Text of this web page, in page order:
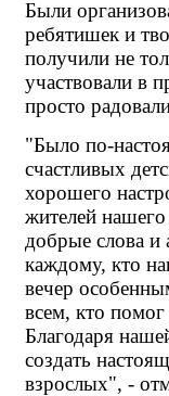
Были
ребятишек и
получили не
участвовали в
просто
"Было по-
счастливых
хорошего
жителей
добрые слова и
каждому, кто
вечер
всем, кто помог
Благодаря
создать
взрослых", -